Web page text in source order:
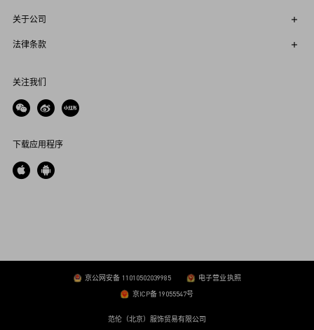
关于公司
法律条款
关注我们
下载应用程序
京公网安备 11010502039985 电子营业执照
京ICP备 19055547号
范伦（北京）服饰贸易有限公司